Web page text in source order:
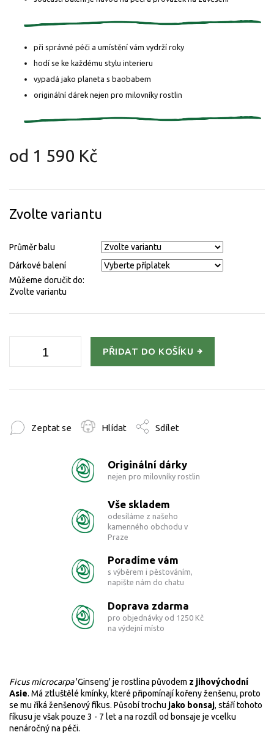
od 1 590 Kč
cena:
Zvolte variantu
Průměr balu
Dárkové balení
Můžeme doručit do:
Zvolte variantu
PŘIDAT DO KOŠÍKU
při správné péči a umístění vám vydrží roky
hodí se ke každému stylu interieru
vypadá jako planeta s baobabem
originální dárek nejen pro milovníky rostlin
Zeptat se Hlídat Sdílet
Originální dárky
nejen pro milovníky rostlin
Vše skladem
odesíláme z našeho
kamenného obchodu v
Praze
Poradíme vám
s výběrem i pěstováním,
napište nám do chatu
Doprava zdarma
pro objednávky od 1250 Kč
na výdejní místo
Ficus microcarpa'Ginseng' je rostlina původem z jihovýchodní
Asie. Má ztluštělé kmínky, které připomínají kořeny ženšenu, proto
se mu říká ženšenový fíkus. Působí trochu jako bonsaj, stáří tohoto
fíkusu je však pouze 3 - 7 let a na rozdíl od bonsaje je vcelku
nenáročný na péči.